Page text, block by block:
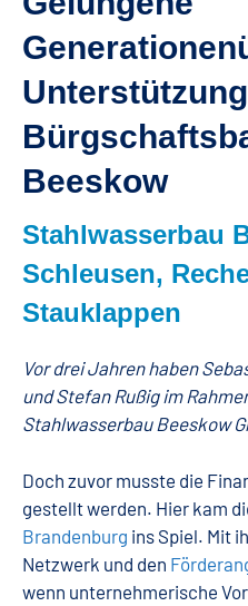
Beeskow
Stahlwasserbau
Schleusen,
Stauklappen
Vor drei Jahren haben
und Stefan Rußig im
Stahlwasserbau Beeskow
Doch zuvor musste die
gestellt werden. Hier kam
Brandenburg ins Spiel. Mit
Netzwerk und den
wenn unternehmerische